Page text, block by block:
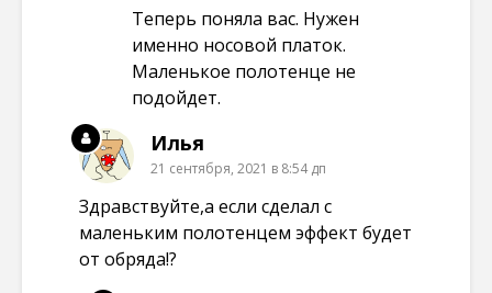
Теперь поняла вас. Нужен
именно носовой платок.
Маленькое полотенце не
подойдет.
Илья
21 сентября, 2021 в 8:54 дп
Здравствуйте,а если сделал с
маленьким полотенцем эффект будет
от обряда!?